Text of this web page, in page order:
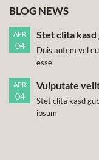
BLOG NEWS
APR
04
Stet clita kasd
Duis autem vel
esse
APR
04
Vulputate
Stet clita kasd
ipsum